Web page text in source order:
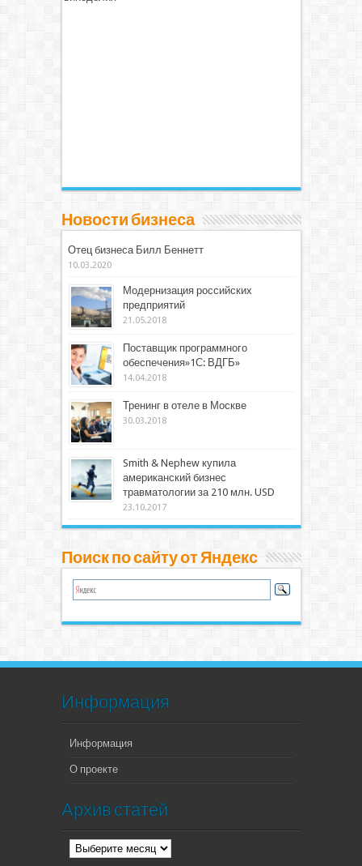
Новости бизнеса
Отец бизнеса Билл Беннетт
10.03.2020
Модернизация российских
предприятий
21.05.2018
Поставщик программного
обеспечения»1С: ВДГБ»
14.04.2018
Тренинг в отеле в Москве
30.03.2018
Smith & Nephew купила
американский бизнес
травматологии за 210 млн. USD
23.10.2017
Поиск по сайту от Яндекс
Информация
Информация
О проекте
Архив статей
Архив
статей